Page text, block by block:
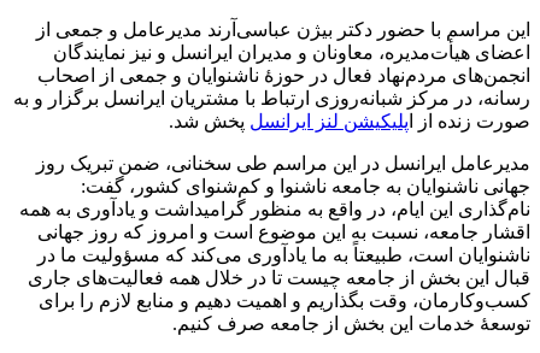
این مراسم با حضور دکتر بیژن عباسی‌آرند مدیرعامل و جمعی از
اعضای هیأت‌مدیره، معاونان و مدیران ایرانسل و نیز نمایندگان
انجمن‌های مردم‌نهاد فعال در حوزۀ ناشنوایان و جمعی از اصحاب
رسانه، ‌در مرکز شبانه‌روزی ارتباط با مشتریان ایرانسل برگزار و به
صورت زنده از ا پلیکیشن لنز ایرانسل پخش شد.
مدیرعامل ایرانسل در این مراسم طی سخنانی، ضمن تبریک روز
جهانی ناشنوایان به جامعه ناشنوا و کم‌شنوای کشور، گفت:
نام‌گذاری این ایام، در واقع به منظور گرامیداشت و یادآوری به همه
اقشار جامعه، نسبت به این موضوع است و امروز که روز جهانی
ناشنوایان است، طبیعتاً به ما یادآوری می‌کند که مسؤولیت ما در
قبال این بخش از جامعه چیست تا در خلال همه فعالیت‌های جاری
کسب‌وکارمان، وقت بگذاریم و اهمیت دهیم و منابع لازم را برای
توسعۀ خدمات این بخش از جامعه صرف کنیم.